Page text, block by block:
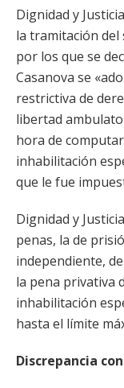
Dignidad y
la tramitación
por los que se
Casanova se
restrictiva de
libertad
hora de
inhabilitación
que le fue
Dignidad y
penas, la de
independiente,
la pena privativa
inhabilitación
hasta el límite
Discrepancia